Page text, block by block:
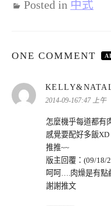
Posted in 中式
ONE COMMENT
2014-09-167:47 上午
怎麼機乎每道都有
感覺要配好多飯XD
推推~~
版主回覆：(09/18/
呵呵….肉燥是有
謝謝推文